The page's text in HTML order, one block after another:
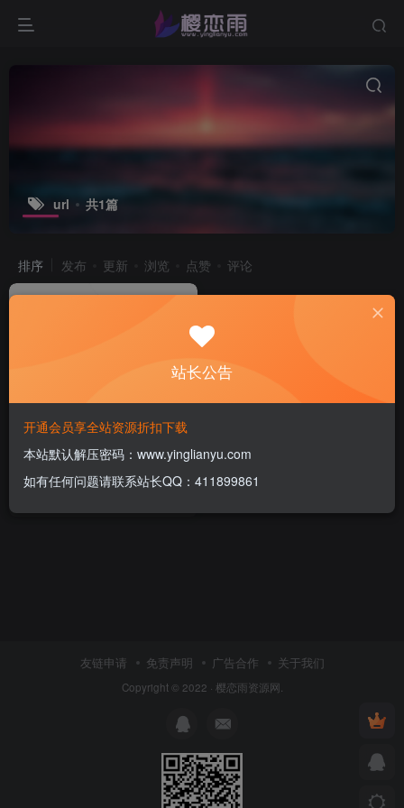
url 共1篇
排序 发布 更新 浏览 点赞 评论
Premium URL Shortener-高级
URL缩短程序 +SaaS主题
v6.3.3
付费资源 ￥5 网站源码
友链申请 免责声明 广告合作 关于我们
Copyright © 2022 · 樱恋雨资源网
站长公告
开通会员享全站资源折扣下载
本站默认解压密码：www.yinglianyu.com
如有任何问题请联系站长QQ：411899861